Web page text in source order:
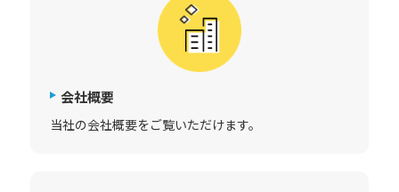
会社概要
当社の会社概要をご覧いただけます。